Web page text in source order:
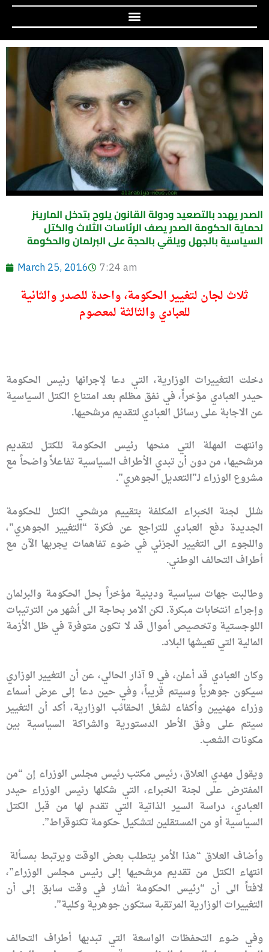
الصدر يهدد بالتصعيد ودولة القانون يلوح بتدخل المارينز
لحماية الحكومة الصدر يصف الرئاسات الثلاث والكتل
السياسية بالجهل ويلقي بالحجة على البرلمان والحكومة
March 25, 2016 7:24 am
ثلاث لجان لتغيير الحكومة، واحدة للصدر والثانية
للعبادي والثالثة لمعصوم
دخلت التغييرات الوزارية، التي دعا لإجرائها رئيس الحكومة
حيدر العبادي مؤخراً، في نفق مظلم بعد امتناع الكتل السياسية
عن الاجابة على رسائل العبادي لتقديم مرشحيها.
وانتهت المهلة التي منحها رئيس الحكومة للكتل لتقديم
مرشحيها، من دون أن تبدي الأطراف السياسية تفاعلاً واضحاً مع
مشروع الوزراء لـ”التعديل الجوهري”.
شلل لجنة الخبراء المكلفة بتقييم مرشحي الكتل للحكومة
الجديدة دفع العبادي للتراجع عن فكرة “التغيير الجوهري”،
واللجوء الى التغيير الجزئي في ضوء تفاهمات يجريها الآن مع
أطراف التحالف الوطني.
وطالبت جهات سياسية ودينية مؤخراً بحل الحكومة والبرلمان
وإجراء انتخابات مبكرة. لكن الامر بحاجة الى أشهر من الترتيبات
اللوجستية وتخصيص أموال قد لا تكون متوفرة في ظل الأزمة
المالية التي تعيشها البلاد.
وكان العبادي قد أعلن، في 9 آذار الحالي، عن أن التغيير الوزاري
سيكون جوهرياً وسيتم قريباً، وفي حين دعا إلى عرض أسماء
وزراء مهنيين وأكفاء لشغل الحقائب الوزارية، أكد أن التغيير
سيتم على وفق الأطر الدستورية والشراكة السياسية بين
مكونات الشعب.
ويقول مهدي العلاق، رئيس مكتب رئيس مجلس الوزراء إن “من
المفترض على لجنة الخبراء، التي شكلها رئيس الوزراء حيدر
العبادي، دراسة السير الذاتية التي تقدم لها من قبل الكتل
السياسية أو من المستقلين لتشكيل حكومة تكنوقراط”.
وأضاف العلاق “هذا الأمر يتطلب بعض الوقت ويرتبط بمسألة
انتهاء الكتل من تقديم مرشحيها إلى رئيس مجلس الوزراء”،
لافتاً الى أن “رئيس الحكومة أشار في وقت سابق إلى أن
التغييرات الوزارية المرتقبة ستكون جوهرية وكلية”.
وفي ضوء التحفظات الواسعة التي تبديها أطراف التحالف